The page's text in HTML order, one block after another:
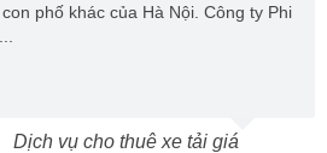
phố khác của Hà Nội. Công ty Phi
Dịch vụ cho thuê xe tải giá